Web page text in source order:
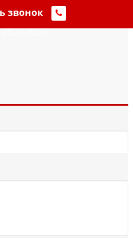
звонок
2026